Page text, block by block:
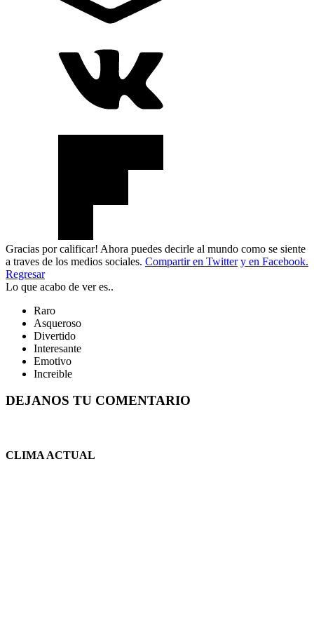
Gracias por calificar! Ahora puedes decirle al mundo como se siente
a traves de los medios sociales. Compartir en Twitter y en Facebook.
Regresar
Lo que acabo de ver es..
Raro
Asqueroso
Divertido
Interesante
Emotivo
Increible
DEJANOS TU COMENTARIO
CLIMA ACTUAL